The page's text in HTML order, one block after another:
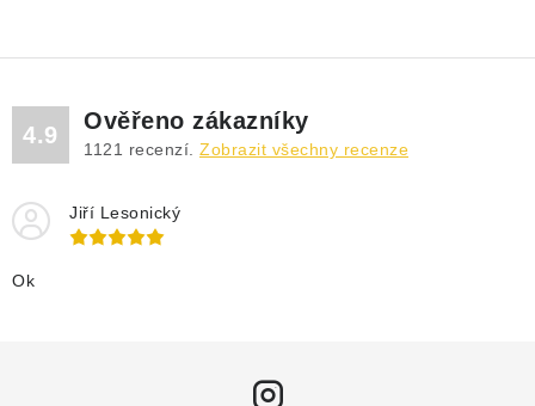
4.9
Ověřeno zákazníky
1121 recenzí. Zobrazit všechny recenze
Jiří Lesonický
Ok